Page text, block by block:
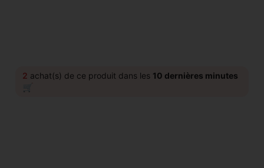
2 achat(s) de ce produit dans les 10 dernières minutes
🛒